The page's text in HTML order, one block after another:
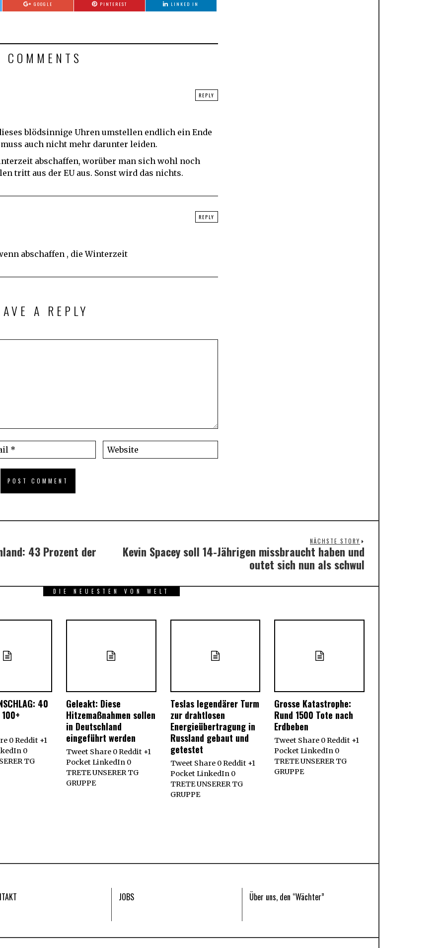
GOOGLE PINTEREST LINKED IN
COMMENTS
blödsinnige Uhren umstellen endlich ein Ende
auch nicht mehr darunter leiden.
abschaffen, worüber man sich wohl noch
tritt aus der EU aus. Sonst wird das nichts.
REPLY
abschaffen , die Winterzeit
REPLY
A REPLY
43 Prozent der
NÄCHSTE STORY
Kevin Spacey soll 14-Jährigen missbraucht haben und
outet sich nun als schwul
DIE NEUESTEN VON WELT
40
0 Reddit +1
0
TG
Geleakt: Diese
Hitzemaßnahmen sollen
in Deutschland
eingeführt werden
Tweet Share 0 Reddit +1
Pocket LinkedIn 0
TRETE UNSERER TG
GRUPPE
Teslas legendärer Turm
zur drahtlosen
Energieübertragung in
Russland gebaut und
getestet
Tweet Share 0 Reddit +1
Pocket LinkedIn 0
TRETE UNSERER TG
GRUPPE
Grosse Katastrophe:
Rund 1500 Tote nach
Erdbeben
Tweet Share 0 Reddit +1
Pocket LinkedIn 0
TRETE UNSERER TG
GRUPPE
JOBS Über uns, den “Wächter”